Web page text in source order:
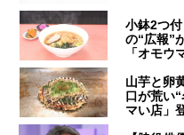
小鉢2つ
の“広報”
「オモウ
山芋と卵
口が荒い
マい店」